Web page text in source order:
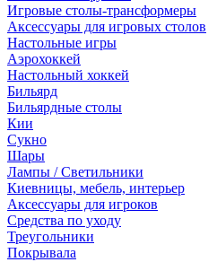
Игровые столы-трансформеры
Аксессуары для игровых столов
Настольные игры
Аэрохоккей
Настольный хоккей
Бильярд
Бильярдные столы
Кии
Сукно
Шары
Лампы / Светильники
Киевницы, мебель, интерьер
Аксессуары для игроков
Средства по уходу
Треугольники
Покрывала